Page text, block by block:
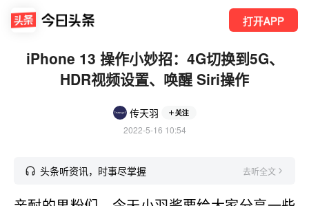
打开APP
iPhone 13 操作小妙招：4G切换到5G、
HDR视频设置、唤醒 Siri操作
传天羽 关注
2022-5-16 10:54
头条听资讯，时事尽掌握 去听全文